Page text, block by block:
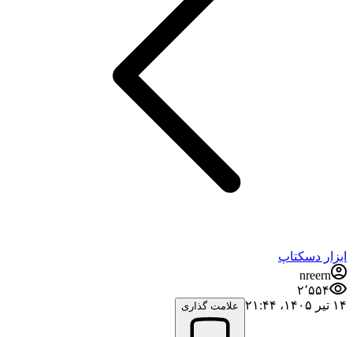
ابزار دسکتاپ
nreern
۲٬۵۵۴
۱۴ تیر ۱۴۰۵،‏ ۲۱:۴۴
علامت گذاری